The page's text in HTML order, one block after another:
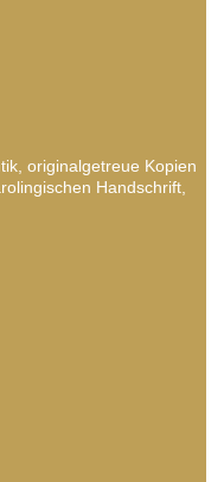
originalgetreue Kopien
Handschrift,